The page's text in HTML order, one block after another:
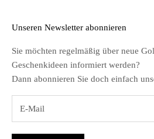
Unseren Newsletter abonnieren
Sie möchten regelmäßig über neue
Geschenkideen informiert werden?
Dann abonnieren Sie doch einfach